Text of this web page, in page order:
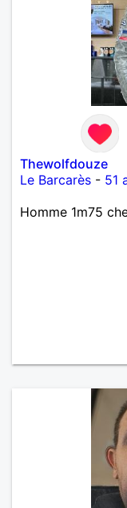
Thewolfdouze
Le Barcarès - 51
Homme 1m75